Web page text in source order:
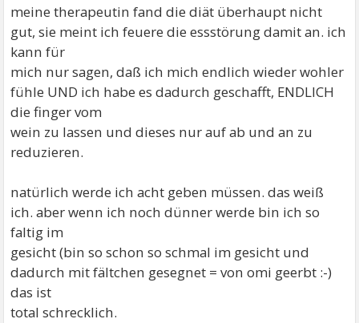
meine therapeutin fand die diät überhaupt nicht
gut, sie meint ich feuere die essstörung damit an. ich
kann für
mich nur sagen, daß ich mich endlich wieder wohler
fühle UND ich habe es dadurch geschafft, ENDLICH
die finger vom
wein zu lassen und dieses nur auf ab und an zu
reduzieren.
natürlich werde ich acht geben müssen. das weiß
ich. aber wenn ich noch dünner werde bin ich so
faltig im
gesicht (bin so schon so schmal im gesicht und
dadurch mit fältchen gesegnet = von omi geerbt :-)
das ist
total schrecklich.